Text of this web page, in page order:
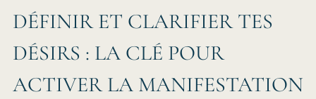
DÉFINIR ET CLARIFIER TES
DÉSIRS : LA CLÉ POUR
ACTIVER LA MANIFESTATION